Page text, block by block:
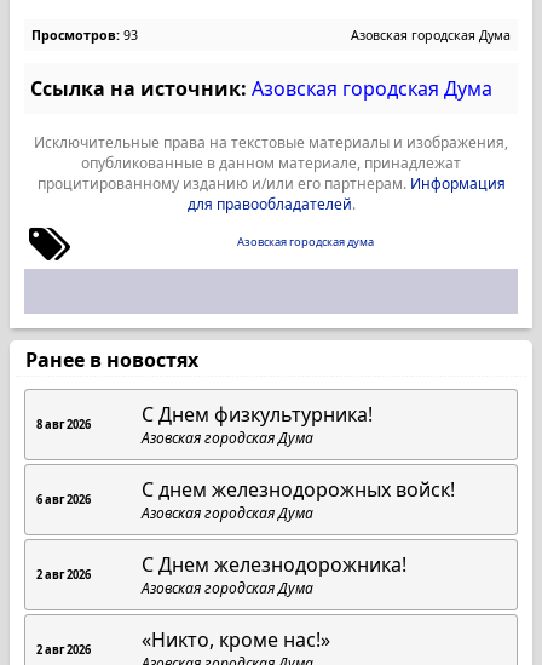
Просмотров: 93 Азовская городская Дума
Ссылка на источник: Азовская городская Дума
Исключительные права на текстовые материалы и изображения,
опубликованные в данном материале, принадлежат
процитированному изданию и/или его партнерам. Информация
для правообладателей.
Азовская городская дума
Ранее в новостях
8 авг 2026 C Днем физкультурника!
Азовская городская Дума
6 авг 2026 С днем железнодорожных войск!
Азовская городская Дума
2 авг 2026 С Днем железнодорожника!
Азовская городская Дума
2 авг 2026 «Никто, кроме нас!»